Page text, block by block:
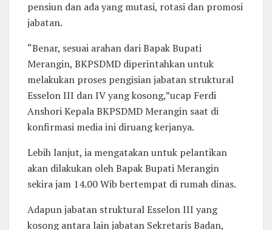
pensiun dan ada yang mutasi, rotasi dan promosi
jabatan.
“Benar, sesuai arahan dari Bapak Bupati
Merangin, BKPSDMD diperintahkan untuk
melakukan proses pengisian jabatan struktural
Esselon III dan IV yang kosong,”ucap Ferdi
Anshori Kepala BKPSDMD Merangin saat di
konfirmasi media ini diruang kerjanya.
Lebih lanjut, ia mengatakan untuk pelantikan
akan dilakukan oleh Bapak Bupati Merangin
sekira jam 14.00 Wib bertempat di rumah dinas.
Adapun jabatan struktural Esselon III yang
kosong antara lain jabatan Sekretaris Badan,